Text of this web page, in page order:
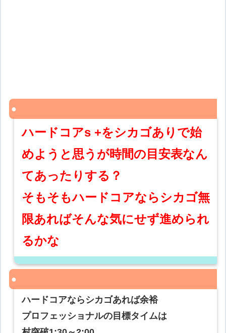
ハードコアs +をシカゴありで始
めようと思うが時間の目安表なん
てあったりする？
そもそもハードコアならシカゴ無
限あればそんな気にせず進められ
るかな
ハードコアならシカゴあれば余裕
プロフェッショナルの目標タイムは